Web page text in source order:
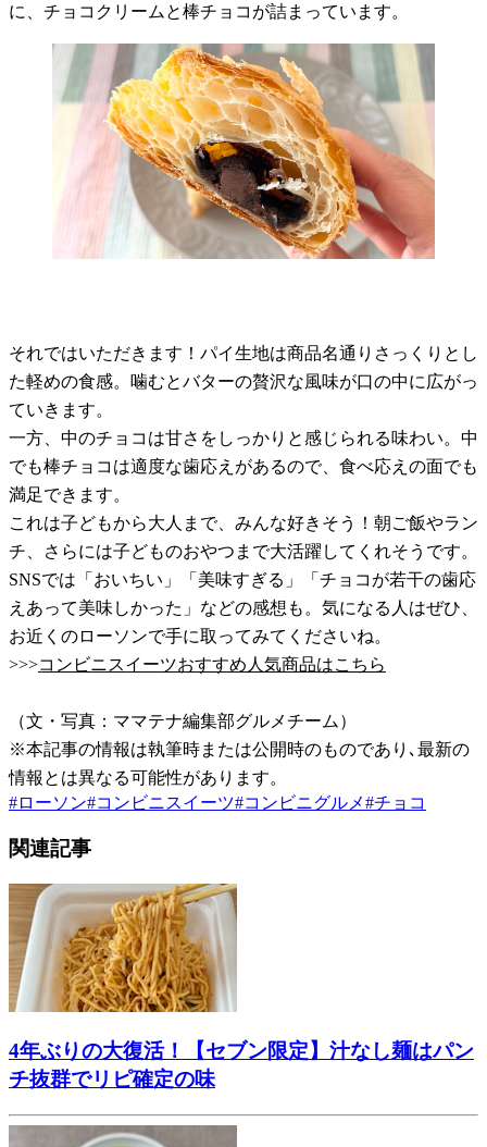
に、チョコクリームと棒チョコが詰まっています。
それではいただきます！パイ生地は商品名通りさっくりとし
た軽めの食感。噛むとバターの贅沢な風味が口の中に広がっ
ていきます。
一方、中のチョコは甘さをしっかりと感じられる味わい。中
でも棒チョコは適度な歯応えがあるので、食べ応えの面でも
満足できます。
これは子どもから大人まで、みんな好きそう！朝ご飯やラン
チ、さらには子どものおやつまで大活躍してくれそうです。
SNSでは「おいちい」「美味すぎる」「チョコが若干の歯応
えあって美味しかった」などの感想も。気になる人はぜひ、
お近くのローソンで手に取ってみてくださいね。
>>>コンビニスイーツおすすめ人気商品はこちら
（文・写真：ママテナ編集部グルメチーム）
※本記事の情報は執筆時または公開時のものであり､最新の
情報とは異なる可能性があります。
#ローソン#コンビニスイーツ#コンビニグルメ#チョコ
関連記事
4年ぶりの大復活！【セブン限定】汁なし麺はパン
チ抜群でリピ確定の味